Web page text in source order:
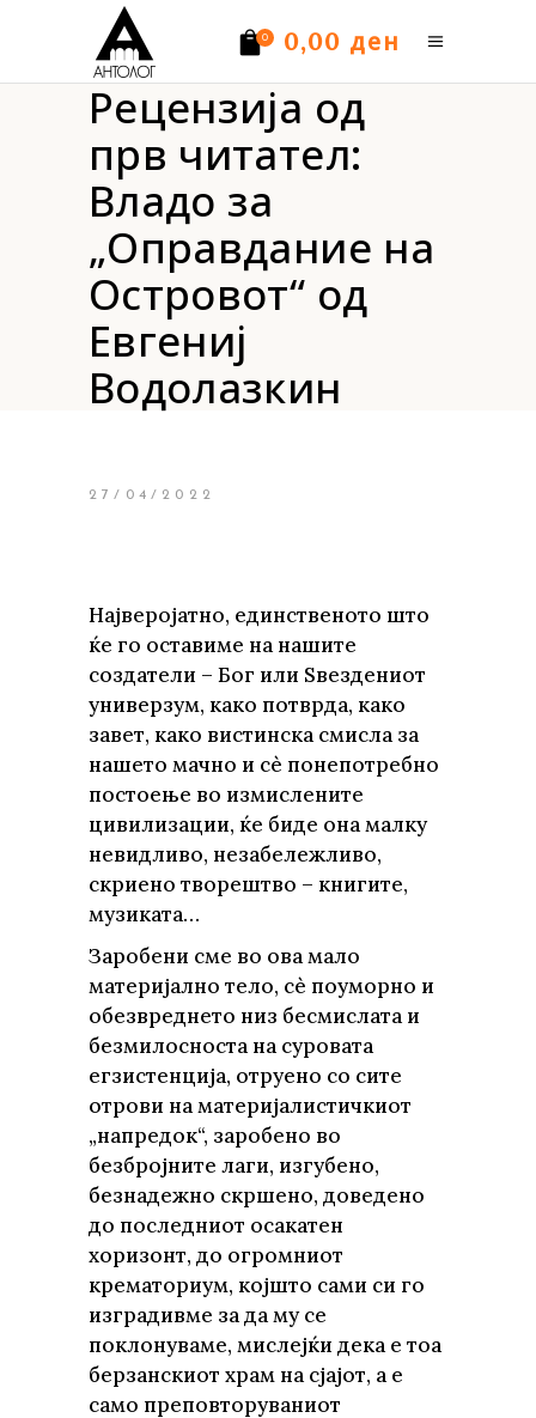
0 0,00 ден
Нема производи.
Рецензија од
прв читател:
Владо за
„Оправдание на
Островот“ од
Евгениј
Водолазкин
27/04/2022
Најверојатно, единственото што
ќе го оставиме на нашите
создатели – Бог или Sвездениот
универзум, како потврда, како
завет, како вистинска смисла за
нашето мачно и сè понепотребно
постоење во измислените
цивилизации, ќе биде она малку
невидливо, незабележливо,
скриено творештво – книгите,
музиката…
Заробени сме во ова мало
материјално тело, сè поуморно и
обезвреднето низ бесмислата и
безмилосноста на суровата
егзистенција, отруено со сите
отрови на материјалистичкиот
„напредок“, заробено во
безбројните лаги, изгубено,
безнадежно скршено, доведено
до последниот осакатен
хоризонт, до огромниот
крематориум, којшто сами си го
изградивме за да му се
поклонуваме, мислејќи дека е тоа
берзанскиот храм на сјајот, а е
само преповторуваниот